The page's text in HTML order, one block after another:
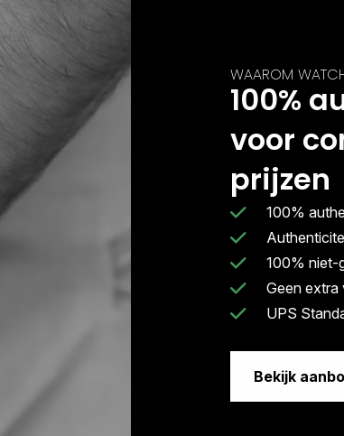
WAAROM
100%
voor
prijzen
100%
100% niet-
Geen
UPS
Bekijk